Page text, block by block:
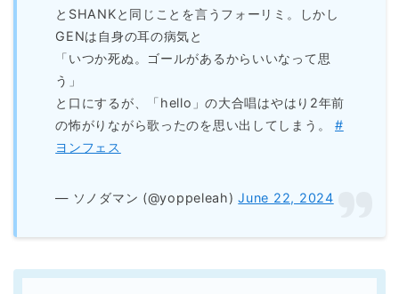
とSHANKと同じことを言うフォーリミ。しかし
GENは自身の耳の病気と
「いつか死ぬ。ゴールがあるからいいなって思
う」
と口にするが、「hello」の大合唱はやはり2年前
の怖がりながら歌ったのを思い出してしまう。#
ヨンフェス
— ソノダマン (@yoppeleah)June 22, 2024